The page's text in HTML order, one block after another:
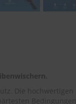
Die